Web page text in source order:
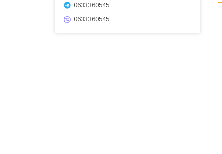
0633360545
0633360545